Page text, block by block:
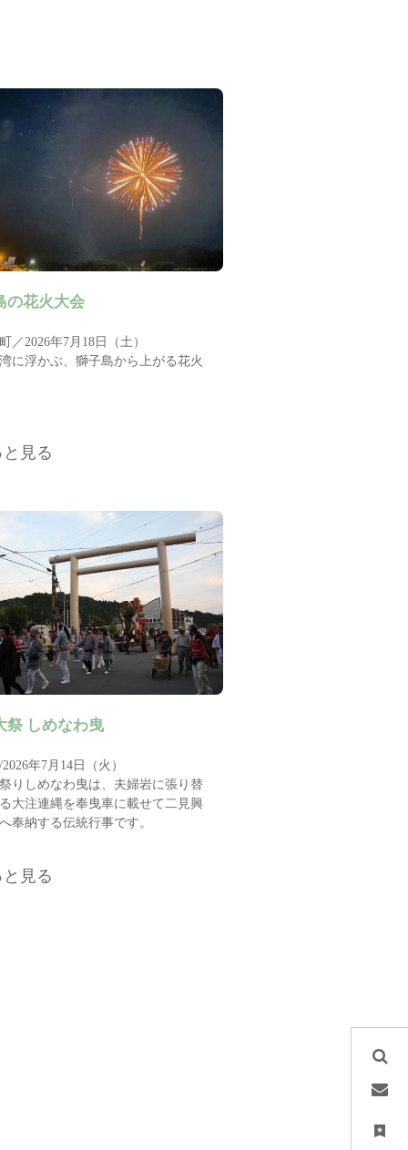
の花火大会
／2026年7月18日（土）
に浮かぶ、獅子島から上がる花火
と見る
祭 しめなわ曳
年7月14日（火）
りしめなわ曳は、夫婦岩に張り替
大注連縄を奉曳車に載せて二見興
奉納する伝統行事です。
と見る